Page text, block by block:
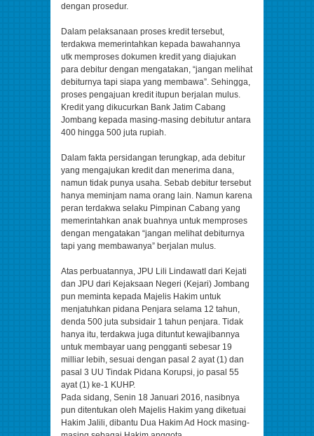
dengan prosedur.
Dalam pelaksanaan proses kredit tersebut,
terdakwa memerintahkan kepada bawahannya
utk memproses dokumen kredit yang diajukan
para debitur dengan mengatakan, “jangan melihat
debiturnya tapi siapa yang membawa”. Sehingga,
proses pengajuan kredit itupun berjalan mulus.
Kredit yang dikucurkan Bank Jatim Cabang
Jombang kepada masing-masing debitutur antara
400 hingga 500 juta rupiah.
Dalam fakta persidangan terungkap, ada debitur
yang mengajukan kredit dan menerima dana,
namun tidak punya usaha. Sebab debitur tersebut
hanya meminjam nama orang lain. Namun karena
peran terdakwa selaku Pimpinan Cabang yang
memerintahkan anak buahnya untuk memproses
dengan mengatakan “jangan melihat debiturnya
tapi yang membawanya” berjalan mulus.
Atas perbuatannya, JPU Lili LindawatI dari Kejati
dan JPU dari Kejaksaan Negeri (Kejari) Jombang
pun meminta kepada Majelis Hakim untuk
menjatuhkan pidana Penjara selama 12 tahun,
denda 500 juta subsidair 1 tahun penjara. Tidak
hanya itu, terdakwa juga dituntut kewajibannya
untuk membayar uang pengganti sebesar 19
milliar lebih, sesuai dengan pasal 2 ayat (1) dan
pasal 3 UU Tindak Pidana Korupsi, jo pasal 55
ayat (1) ke-1 KUHP.
Pada sidang, Senin 18 Januari 2016, nasibnya
pun ditentukan oleh Majelis Hakim yang diketuai
Hakim Jalili, dibantu Dua Hakim Ad Hock masing-